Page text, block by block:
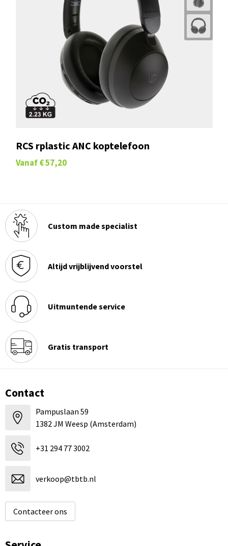
RCS rplastic ANC koptelefoon
Vanaf € 57,20
Custom made specialist
Altijd vrijblijvend voorstel
Uitmuntende service
Gratis transport
Contact
Pampuslaan 59
1382 JM Weesp (Amsterdam)
+31 294 77 3002
verkoop@tbtb.nl
Contacteer ons